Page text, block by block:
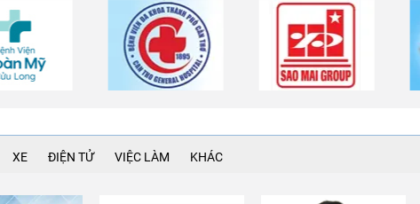
XE ĐIỆN TỬ VIỆC LÀM KHÁC